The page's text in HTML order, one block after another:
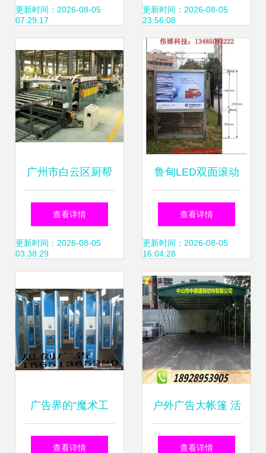
触达与数字化转型
更新时间：2026-08-05
07:29:17
倍的火力全开指南
更新时间：2026-08-05
23:56:08
广州市白云区厨帮
手纸塑制品厂——
专注品质包装，助
查看详情
更新时间：2026-08-05
03:38:29
鲁甸LED双面滚动
灭蚊蝇灯箱 宿豫伟
广告制品厂提供专
业生产与软件销售
方案
查看详情
更新时间：2026-08-05
16:04:28
广告界的“魔术工
坊” 宿迁市思创广
查看详情
户外广告大帐篷 活
动促销伸缩帐篷定
查看详情